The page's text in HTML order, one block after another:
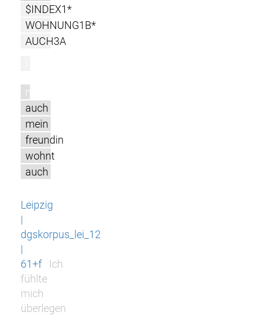
$INDEX1*
WOHNUNG1B*
AUCH3A
m
auch
mein
freundin
wohnt
auch
Leipzig
|
dgskorpus_lei_12
|
61+f
Ich
fühlte
mich
überlegen